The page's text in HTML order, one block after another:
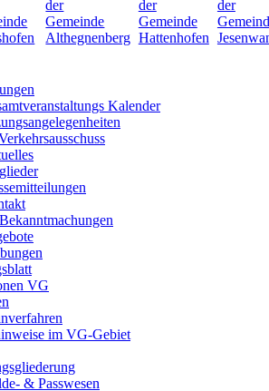
Kalender
VG
im VG-Gebiet
& Passwesen